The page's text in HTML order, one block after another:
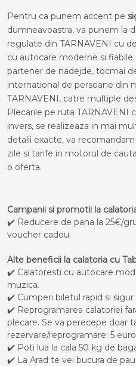
Pentru ca punem accent pe
dumneavoastra, va punem la
regulate din TARNAVENI cu
cu autocare moderne si
partener de nadejde, tocmai
international de persoane din
TARNAVENI, catre multiple
Plecarile pe ruta TARNAVENI
invers, se realizeaza in mai
detalii exacte, va
zile si tarife in motorul de
o oferta.
Campanii si promotii la
✔️ Reducere de pana la 25€/
voucher cadou.
Alte beneficii la calatoria cu
✔️ Calatoresti cu autocare
muzica.
✔️ Cumperi biletul rapid si
✔️ Reprogramarea calatoriei
plecare. Se va perecepe doar
rezervare/reprogramare: 5
✔️ Poti lua la cala 50 kg de
✔️ La Arad te vei bucura de